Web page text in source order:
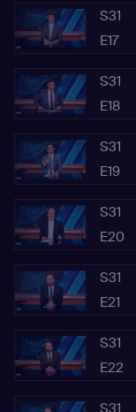
S31
E17
S31
E18
S31
E19
S31
E20
S31
E21
S31
E22
S31